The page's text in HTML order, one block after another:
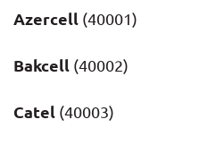
Azercell (40001)
Bakcell (40002)
Catel (40003)